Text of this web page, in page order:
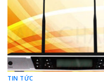
TIN TỨC